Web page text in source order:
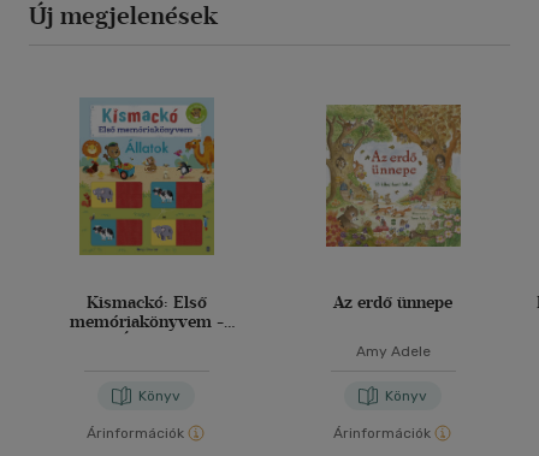
Új megjelenések
Kismackó: Első
memóriakönyvem -
Könyv
Árinformációk
Az erdő ünnepe
Amy Adele
Könyv
Árinformációk